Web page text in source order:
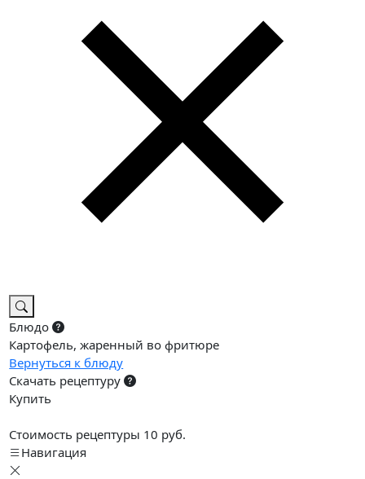
Блюдо
Картофель, жаренный во фритюре
Вернуться к блюду
Скачать рецептуру
Купить
Стоимость рецептуры 10 руб.
Навигация